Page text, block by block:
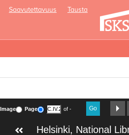
Saavutettavuus Tausta
Image Page of - Go